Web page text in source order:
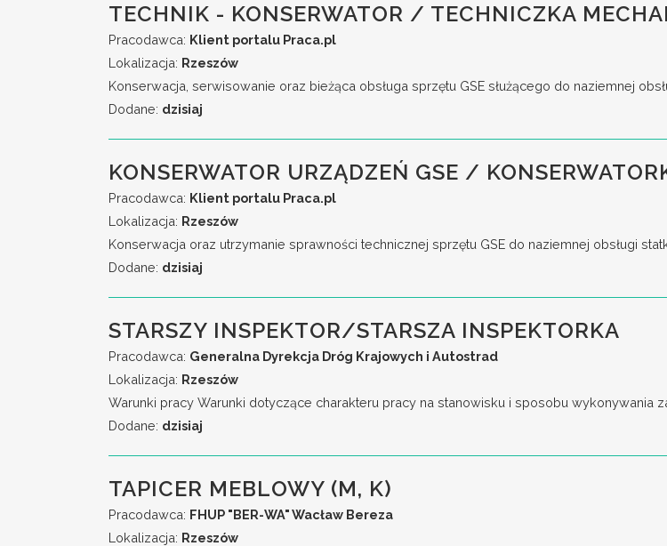
TECHNIK - KONSERWATOR / TECHNICZKA
Pracodawca: Klient portalu Praca.pl
Lokalizacja: Rzeszów
Konserwacja, serwisowanie oraz bieżąca obsługa sprzętu GSE służącego do naziemnej
Dodane: dzisiaj
KONSERWATOR URZĄDZEŃ GSE /
Pracodawca: Klient portalu Praca.pl
Lokalizacja: Rzeszów
Konserwacja oraz utrzymanie sprawności technicznej sprzętu GSE do naziemnej obsługi
Dodane: dzisiaj
STARSZY INSPEKTOR/STARSZA INSPEKTORKA
Pracodawca: Generalna Dyrekcja Dróg Krajowych i Autostrad
Lokalizacja: Rzeszów
Warunki pracy Warunki dotyczące charakteru pracy na stanowisku i sposobu wykonywania
Dodane: dzisiaj
TAPICER MEBLOWY (M, K)
Pracodawca: FHUP "BER-WA" Wacław Bereza
Lokalizacja: Rzeszów